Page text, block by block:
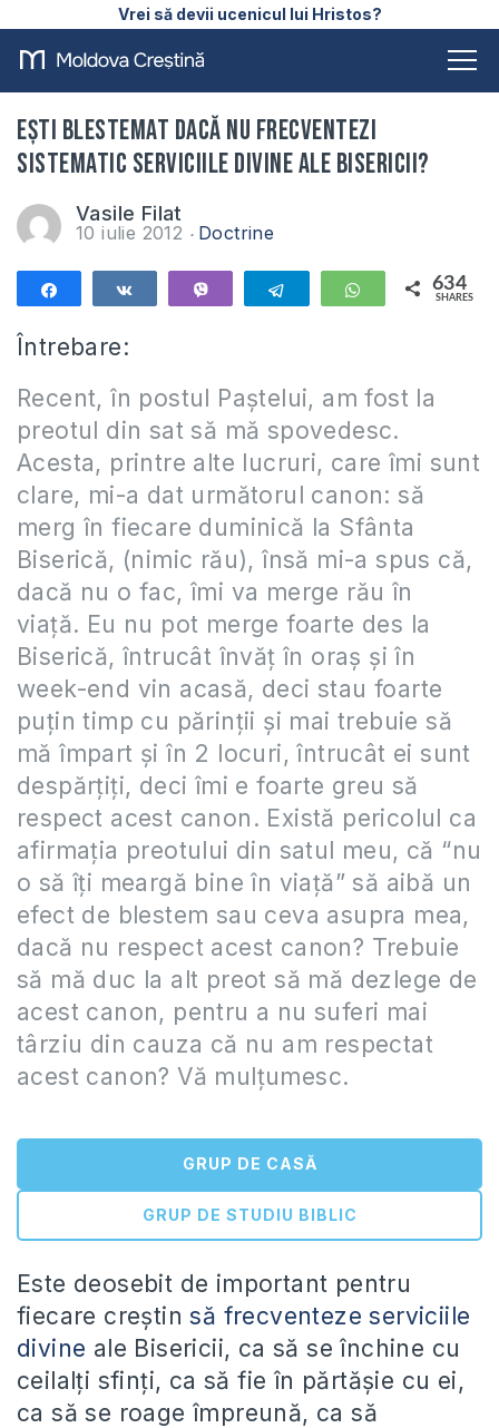
Vrei să devii ucenicul lui Hristos?
Ești blestemat dacă nu frecventezi
sistematic serviciile divine ale Bisericii?
Vasile Filat
10 iulie 2012 Doctrine
Telegram WhatsApp
634
SHARES
Întrebare:
Recent, în postul Paștelui, am fost la
preotul din sat să mă spovedesc.
Acesta, printre alte lucruri, care îmi sunt
clare, mi-a dat următorul canon: să
merg în fiecare duminică la Sfânta
Biserică, (nimic rău), însă mi-a spus că,
dacă nu o fac, îmi va merge rău în
viață. Eu nu pot merge foarte des la
Biserică, întrucât învăț în oraș și în
week-end vin acasă, deci stau foarte
puțin timp cu părinții și mai trebuie să
mă împart și în 2 locuri, întrucât ei sunt
despărțiți, deci îmi e foarte greu să
respect acest canon. Există pericolul ca
afirmația preotului din satul meu, că “nu
o să îți meargă bine în viață” să aibă un
efect de blestem sau ceva asupra mea,
dacă nu respect acest canon? Trebuie
să mă duc la alt preot să mă dezlege de
acest canon, pentru a nu suferi mai
târziu din cauza că nu am respectat
acest canon? Vă mulțumesc.
GRUP DE CASĂ
GRUP DE STUDIU BIBLIC
Este deosebit de important pentru
fiecare creștinsă frecventeze serviciile
divine ale Bisericii, ca să se închine cu
ceilalți sfinți, ca să fie în părtășie cu ei,
ca să se roage împreună, ca să